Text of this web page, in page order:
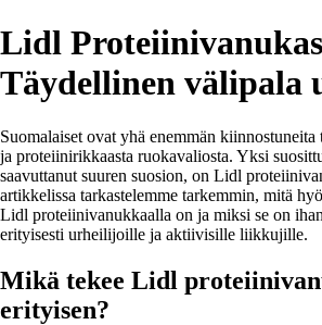
Lidl
Täydellinen välipala
Suomalaiset ovat yhä enemmän kiinnostuneita
ja proteiinirikkaasta ruokavaliosta. Yksi
saavuttanut suuren suosion, on Lidl
artikkelissa tarkastelemme tarkemmin, mitä
Lidl proteiinivanukkaalla on ja miksi se on
erityisesti urheilijoille ja aktiivisille liikkujille.
Mikä tekee Lidl
erityisen?